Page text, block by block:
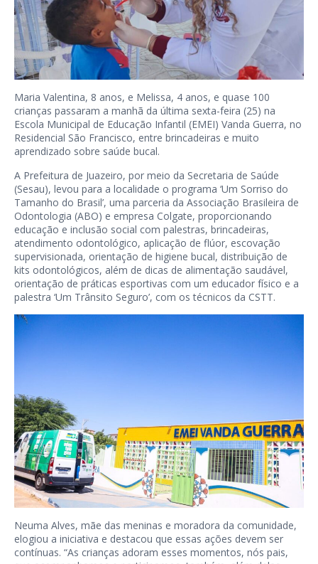
Maria Valentina, 8 anos, e Melissa, 4 anos, e quase 100
crianças passaram a manhã da última sexta-feira (25) na
Escola Municipal de Educação Infantil (EMEI) Vanda Guerra, no
Residencial São Francisco, entre brincadeiras e muito
aprendizado sobre saúde bucal.
A Prefeitura de Juazeiro, por meio da Secretaria de Saúde
(Sesau), levou para a localidade o programa ‘Um Sorriso do
Tamanho do Brasil’, uma parceria da Associação Brasileira de
Odontologia (ABO) e empresa Colgate, proporcionando
educação e inclusão social com palestras, brincadeiras,
atendimento odontológico, aplicação de flúor, escovação
supervisionada, orientação de higiene bucal, distribuição de
kits odontológicos, além de dicas de alimentação saudável,
orientação de práticas esportivas com um educador físico e a
palestra ‘Um Trânsito Seguro’, com os técnicos da CSTT.
Neuma Alves, mãe das meninas e moradora da comunidade,
elogiou a iniciativa e destacou que essas ações devem ser
contínuas. “As crianças adoram esses momentos, nós pais,